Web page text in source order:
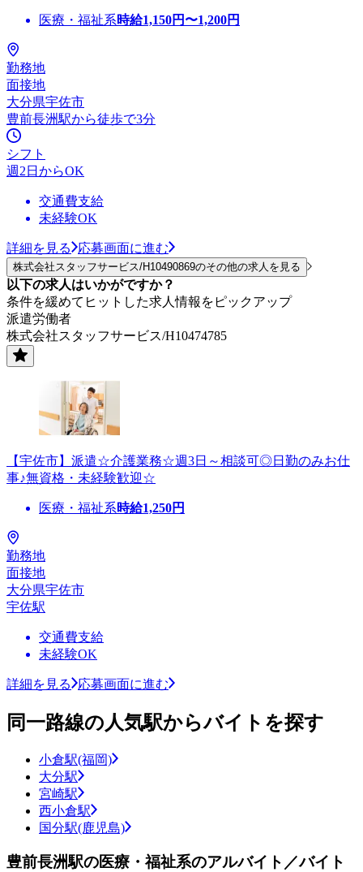
医療・福祉系時給1,150円〜1,200円
勤務地
面接地
大分県宇佐市
豊前長洲駅から徒歩で3分
シフト
週2日からOK
交通費支給
未経験OK
詳細を見る 応募画面に進む
株式会社スタッフサービス/H10490869のその他の求人を見る
以下の求人はいかがですか？
条件を緩めてヒットした求人情報をピックアップ
派遣労働者
株式会社スタッフサービス/H10474785
【宇佐市】派遣☆介護業務☆週3日～相談可◎日勤のみお仕
事♪無資格・未経験歓迎☆
医療・福祉系時給1,250円
勤務地
面接地
大分県宇佐市
宇佐駅
交通費支給
未経験OK
詳細を見る 応募画面に進む
同一路線の人気駅からバイトを探す
小倉駅(福岡)
大分駅
宮崎駅
西小倉駅
国分駅(鹿児島)
豊前長洲駅の医療・福祉系のアルバイト／バイト